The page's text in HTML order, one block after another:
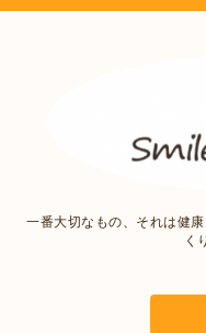
一番大切なもの、それは健
く